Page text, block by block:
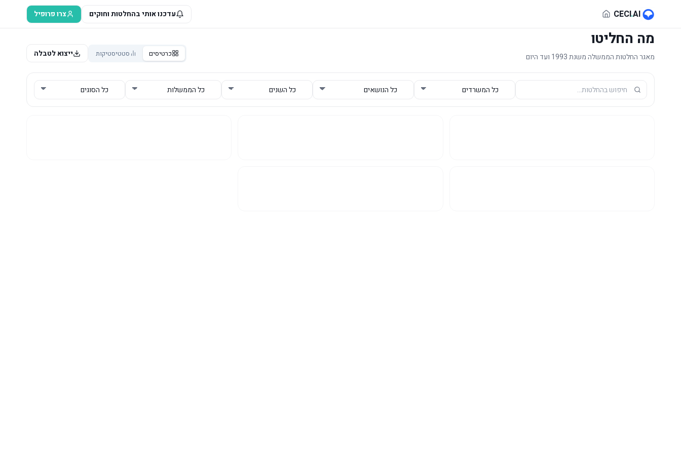
דלג לתוכן הראשי
CECI.AI עדכנו אותי בהחלטות וחוקים צרו פרופיל
מה החליטו
מאגר החלטות הממשלה משנת 1993 ועד היום כרטיסים סטטיסטיקות ייצוא לטבלה